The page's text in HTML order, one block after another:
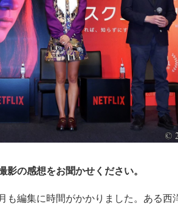
の感想をお聞かせください。
も編集に時間がかかりました。ある西